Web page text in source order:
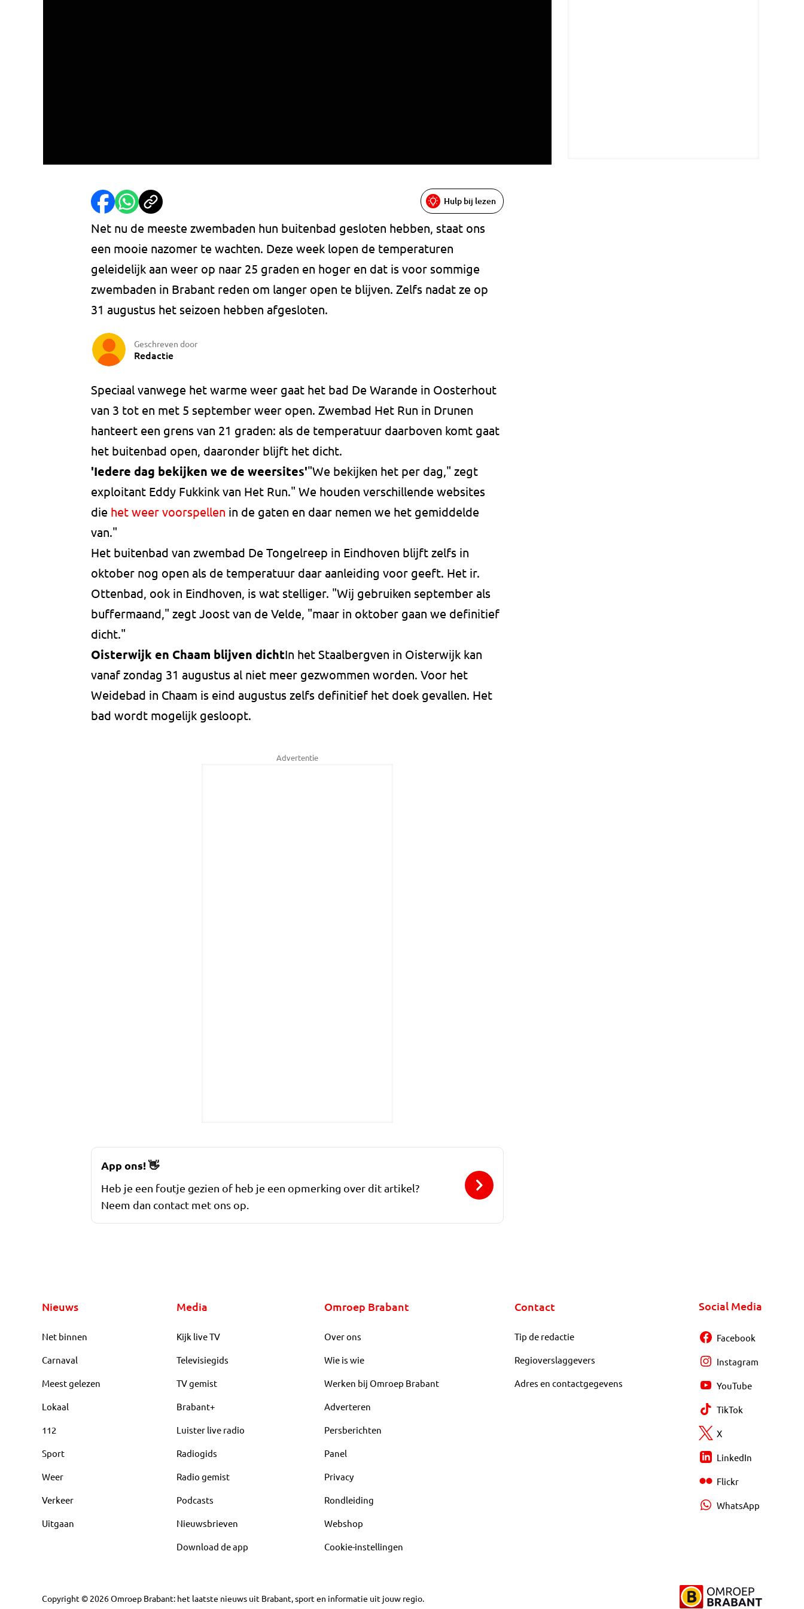
Hulp bij lezen
Net nu de meeste zwembaden hun buitenbad gesloten hebben, staat ons
een mooie nazomer te wachten. Deze week lopen de temperaturen
geleidelijk aan weer op naar 25 graden en hoger en dat is voor sommige
zwembaden in Brabant reden om langer open te blijven. Zelfs nadat ze op
31 augustus het seizoen hebben afgesloten.
Geschreven door
Redactie
Speciaal vanwege het warme weer gaat het bad De Warande in Oosterhout
van 3 tot en met 5 september weer open. Zwembad Het Run in Drunen
hanteert een grens van 21 graden: als de temperatuur daarboven komt gaat
het buitenbad open, daaronder blijft het dicht.
'Iedere dag bekijken we de weersites'"We bekijken het per dag," zegt
exploitant Eddy Fukkink van Het Run." We houden verschillende websites
die het weer voorspellen in de gaten en daar nemen we het gemiddelde
van."
Het buitenbad van zwembad De Tongelreep in Eindhoven blijft zelfs in
oktober nog open als de temperatuur daar aanleiding voor geeft. Het ir.
Ottenbad, ook in Eindhoven, is wat stelliger. "Wij gebruiken september als
buffermaand," zegt Joost van de Velde, "maar in oktober gaan we definitief
dicht."
Oisterwijk en Chaam blijven dichtIn het Staalbergven in Oisterwijk kan
vanaf zondag 31 augustus al niet meer gezwommen worden. Voor het
Weidebad in Chaam is eind augustus zelfs definitief het doek gevallen. Het
bad wordt mogelijk gesloopt.
Advertentie
App ons!👋
Heb je een foutje gezien of heb je een opmerking over dit artikel?
Neem dan contact met ons op.
Nieuws
Net binnen
Carnaval
Meest gelezen
Lokaal
112
Sport
Weer
Verkeer
Uitgaan
Media
Kijk live TV
Televisiegids
TV gemist
Brabant+
Luister live radio
Radiogids
Radio gemist
Podcasts
Nieuwsbrieven
Download de app
Omroep Brabant
Over ons
Wie is wie
Werken bij Omroep Brabant
Adverteren
Persberichten
Panel
Privacy
Rondleiding
Webshop
Cookie-instellingen
Contact
Tip de redactie
Regioverslaggevers
Adres en contactgegevens
Social Media
Facebook
Instagram
YouTube
TikTok
X
LinkedIn
Flickr
WhatsApp
Copyright © 2026Omroep Brabant: het laatste nieuws uit Brabant, sport en informatie uit jouw regio.